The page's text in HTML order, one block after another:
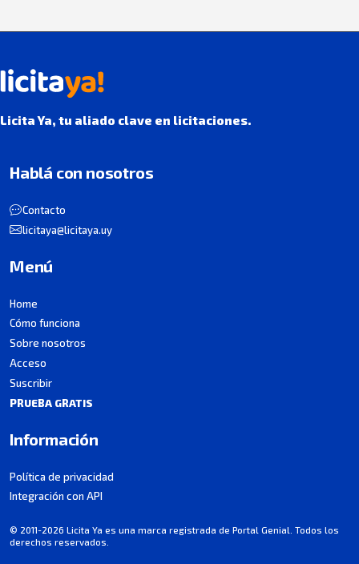
Licita Ya, tu aliado clave en licitaciones.
Hablá con nosotros
Contacto
licitaya@licitaya.uy
Menú
Home
Cómo funciona
Sobre nosotros
Acceso
Suscribir
PRUEBA GRATIS
Información
Política de privacidad
Integración con API
© 2011-2026 Licita Ya es una marca registrada de Portal Genial. Todos los
derechos reservados.